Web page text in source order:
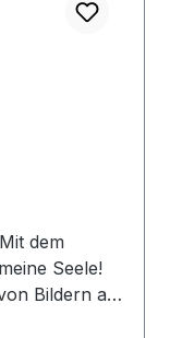
dem
Seele!
Bildern ab